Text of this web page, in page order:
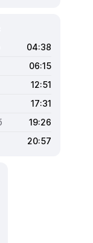
04:38
06:15
12:51
17:31
19:26
20:57